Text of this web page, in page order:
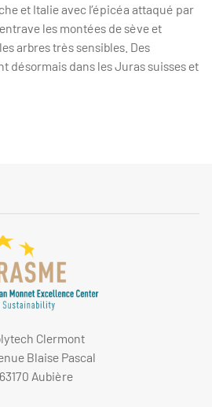
et Italie avec l’épicéa attaqué par
les montées de sève et
arbres très sensibles. Des
désormais dans les Juras suisses et
Clermont
Blaise Pascal
63170 Aubière